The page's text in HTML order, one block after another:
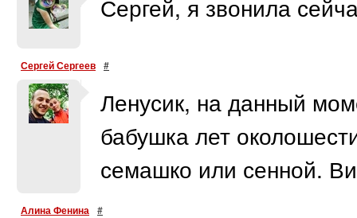
Сергей, я звонила
Сергей Сергеев #
Ленусик, на данный
бабушка лет
семашко или сенной.
Алина Фенина #